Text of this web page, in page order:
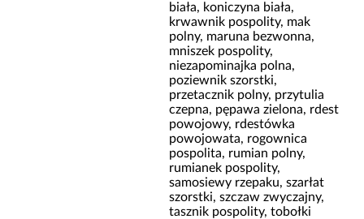
biała, koniczyna biała,
krwawnik pospolity, mak
polny, maruna bezwonna,
mniszek pospolity,
niezapominajka polna,
poziewnik szorstki,
przetacznik polny, przytulia
czepna, pępawa zielona, rdest
powojowy, rdestówka
powojowata, rogownica
pospolita, rumian polny,
rumianek pospolity,
samosiewy rzepaku, szarłat
szorstki, szczaw zwyczajny,
tasznik pospolity, tobołki